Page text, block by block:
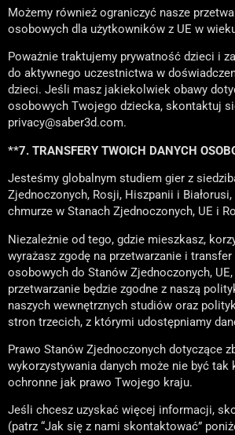
Możemy również ograniczyć nasze
osobowych dla użytkowników z UE w
Poważnie traktujemy prywatność dzieci i
do aktywnego uczestnictwa w
dzieci. Jeśli masz jakiekolwiek obawy
osobowych Twojego dziecka, skontaktuj
privacy@saber3d.com.
**7. TRANSFERY TWOICH DANYCH
Jesteśmy globalnym studiem gier z
Zjednoczonych, Rosji, Hiszpanii i
chmurze w Stanach Zjednoczonych, UE i
Niezależnie od tego, gdzie mieszkasz,
wyrażasz zgodę na przetwarzanie i
osobowych do Stanów Zjednoczonych,
przetwarzanie będzie zgodne z naszą
naszych wewnętrznych studiów oraz
stron trzecich, z którymi udostępniamy
Prawo Stanów Zjednoczonych dotyczące
wykorzystywania danych może nie być tak
ochronne jak prawo Twojego kraju.
Jeśli chcesz uzyskać więcej informacji,
(patrz “Jak się z nami skontaktować”